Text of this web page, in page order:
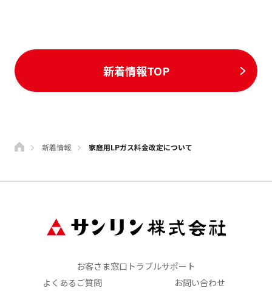
新着情報 家庭用LPガス料金改定について
新着情報TOP
お客さま窓口トラブルサポート
よくあるご質問
お問い合わせ